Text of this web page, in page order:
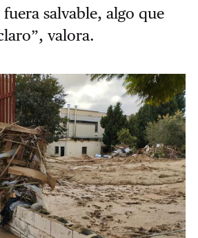
salvable, algo que
valora.